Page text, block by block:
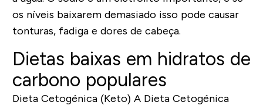
os níveis baixarem demasiado isso pode causar
tonturas, fadiga e dores de cabeça.
Dietas baixas em hidratos de
carbono populares
Dieta Cetogénica (Keto) A Dieta Cetogénica